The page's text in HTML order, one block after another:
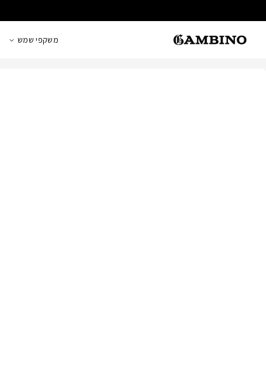
משקפי שמש
1/2